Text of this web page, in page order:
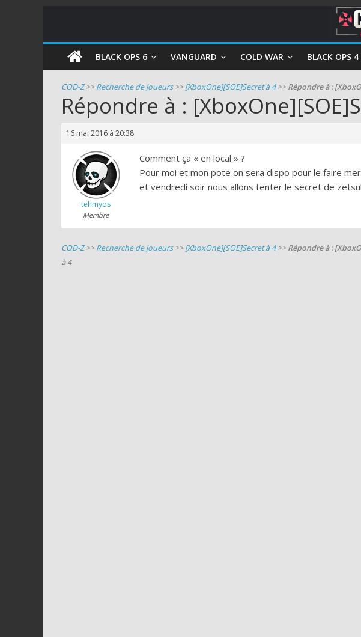
COD
Zombie
Guides
astuces
pour
mode
zombie
Call
Duty
BLACK OPS 6 VANGUARD COLD WAR BLACK OPS 4
COD-Z>>Recherche de joueurs>>[XboxOne][SOE]Secret à 4>>Répondre à :
Répondre à :
16 mai 2016 à 20:38
tehmyos
Membre
Comment ça « en local » ?
Pour moi et mon pote on sera dispo pour le faire
et vendredi soir nous allons tenter le secret de
COD-Z>>Recherche de joueurs>>[XboxOne][SOE]Secret à 4>>Répondre à :
à 4